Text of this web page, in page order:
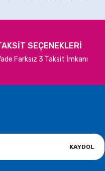
Parlak Mavi Konfetili 10 Adet
89,90 TL
SEÇENEKLERİ
Farksız 3 Taksit İmkanı
KAYDOL